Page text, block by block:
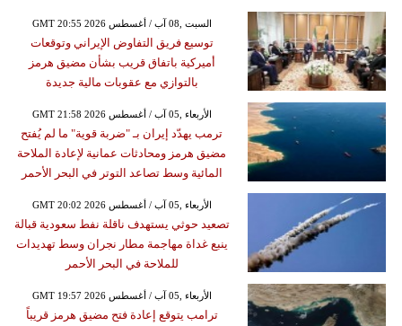
GMT 20:55 2026 السبت ,08 آب / أغسطس
توسيع فريق التفاوض الإيراني وتوقعات
أميركية باتفاق قريب بشأن مضيق هرمز
بالتوازي مع عقوبات مالية جديدة
GMT 21:58 2026 الأربعاء ,05 آب / أغسطس
ترمب يهدّد إيران بـ "ضربة قوية" ما لم يُفتح
مضيق هرمز ومحادثات عمانية لإعادة الملاحة
المائية وسط تصاعد التوتر في البحر الأحمر
GMT 20:02 2026 الأربعاء ,05 آب / أغسطس
تصعيد حوثي يستهدف ناقلة نفط سعودية قبالة
ينبع غداة مهاجمة مطار نجران وسط تهديدات
للملاحة في البحر الأحمر
GMT 19:57 2026 الأربعاء ,05 آب / أغسطس
ترامب يتوقع إعادة فتح مضيق هرمز قريباً